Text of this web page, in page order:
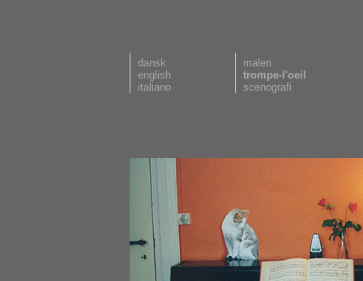
dansk
english
italiano
maleri
trompe-l'oeil
scenografi